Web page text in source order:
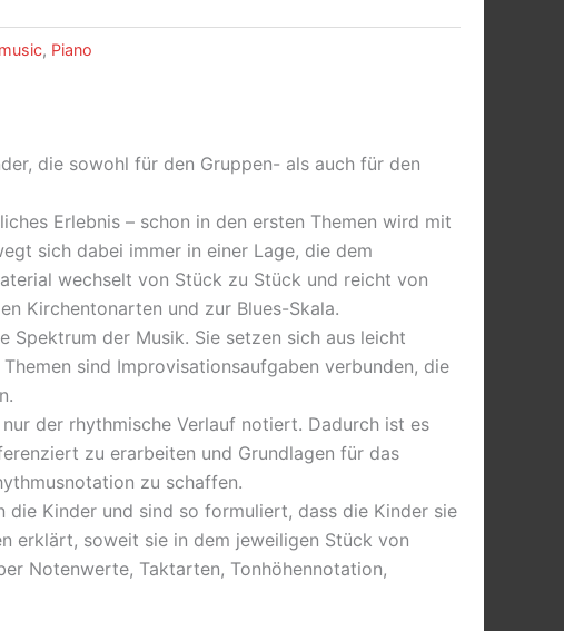
, Piano
die sowohl für den Gruppen- als auch für den
Erlebnis – schon in den ersten Themen wird mit
sich dabei immer in einer Lage, die dem
wechselt von Stück zu Stück und reicht von
Kirchentonarten und zur Blues-Skala.
Spektrum der Musik. Sie setzen sich aus leicht
sind Improvisationsaufgaben verbunden, die
der rhythmische Verlauf notiert. Dadurch ist es
zu erarbeiten und Grundlagen für das
zu schaffen.
die Kinder und sind so formuliert, dass die Kinder sie
erklärt, soweit sie in dem jeweiligen Stück von
Notenwerte, Taktarten, Tonhöhennotation,